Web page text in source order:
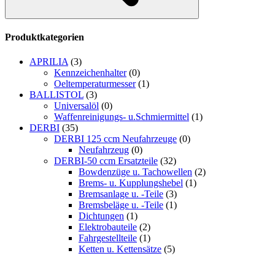
Produktkategorien
APRILIA (3)
Kennzeichenhalter (0)
Oeltemperaturmesser (1)
BALLISTOL (3)
Universalöl (0)
Waffenreinigungs- u.Schmiermittel (1)
DERBI (35)
DERBI 125 ccm Neufahrzeuge (0)
Neufahrzeug (0)
DERBI-50 ccm Ersatzteile (32)
Bowdenzüge u. Tachowellen (2)
Brems- u. Kupplungshebel (1)
Bremsanlage u. -Teile (3)
Bremsbeläge u. -Teile (1)
Dichtungen (1)
Elektrobauteile (2)
Fahrgestellteile (1)
Ketten u. Kettensätze (5)